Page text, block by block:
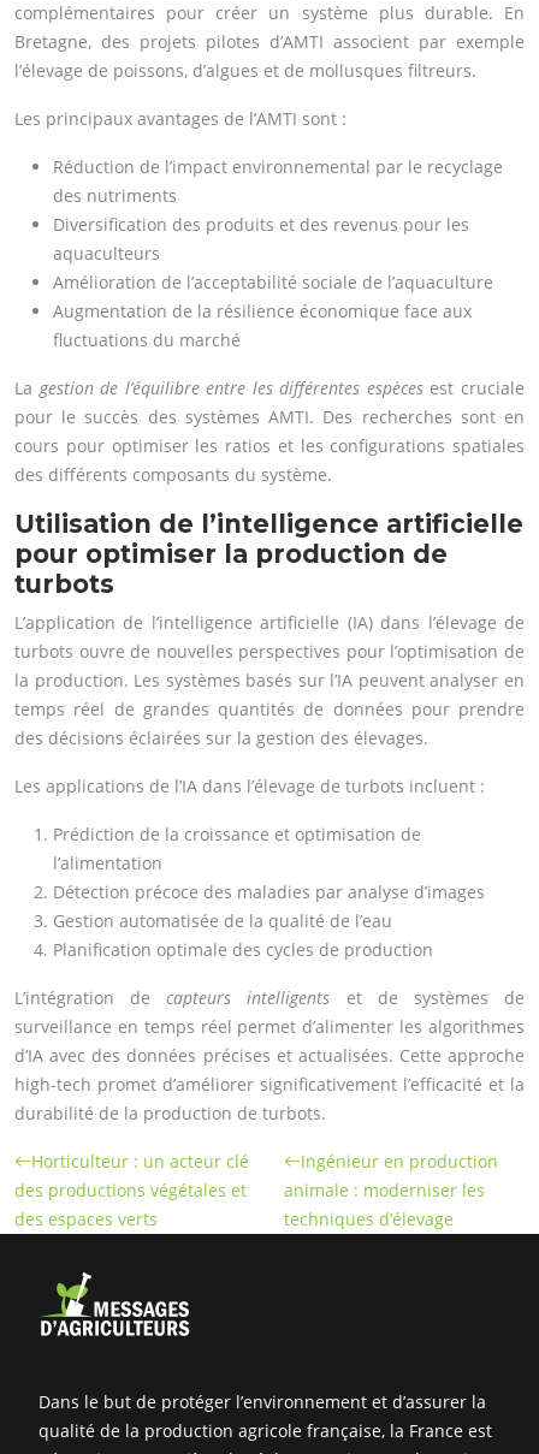
complémentaires pour créer un système plus durable. En
Bretagne, des projets pilotes d’AMTI associent par exemple
l’élevage de poissons, d’algues et de mollusques filtreurs.
Les principaux avantages de l’AMTI sont :
Réduction de l’impact environnemental par le recyclage
des nutriments
Diversification des produits et des revenus pour les
aquaculteurs
Amélioration de l’acceptabilité sociale de l’aquaculture
Augmentation de la résilience économique face aux
fluctuations du marché
Lagestion de l’équilibre entre les différentes espècesest cruciale
pour le succès des systèmes AMTI. Des recherches sont en
cours pour optimiser les ratios et les configurations spatiales
des différents composants du système.
Utilisation de l’intelligence artificielle
pour optimiser la production de
turbots
L’application de l’intelligence artificielle (IA) dans l’élevage de
turbots ouvre de nouvelles perspectives pour l’optimisation de
la production. Les systèmes basés sur l’IA peuvent analyser en
temps réel de grandes quantités de données pour prendre
des décisions éclairées sur la gestion des élevages.
Les applications de l’IA dans l’élevage de turbots incluent :
Prédiction de la croissance et optimisation de
l’alimentation
Détection précoce des maladies par analyse d’images
Gestion automatisée de la qualité de l’eau
Planification optimale des cycles de production
L’intégration decapteurs intelligents et de systèmes de
surveillance en temps réel permet d’alimenter les algorithmes
d’IA avec des données précises et actualisées. Cette approche
high-tech promet d’améliorer significativement l’efficacité et la
durabilité de la production de turbots.
Horticulteur : un acteur clé
des productions végétales et
des espaces verts
Ingénieur en production
animale : moderniser les
techniques d’élevage
Dans le but de protéger l’environnement et d’assurer la
qualité de la production agricole française, la France est